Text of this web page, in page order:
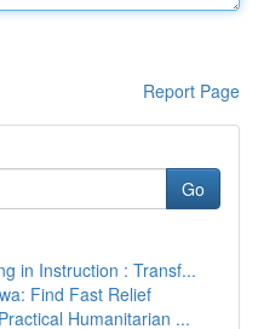
Report Page
Go
in Instruction : Transf...
Find Fast Relief
Humanitarian ...